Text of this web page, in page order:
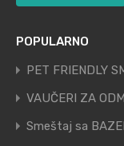
POPULARNO
PET FRIENDLY
VAUČERI ZA
Smeštaj sa